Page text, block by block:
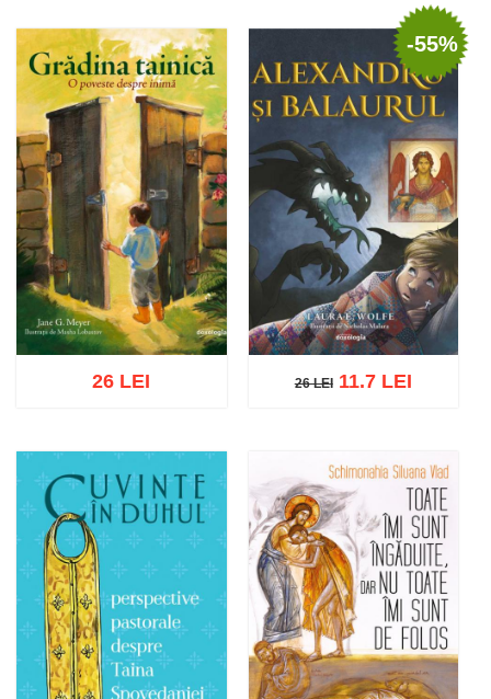
Adaugă în coș Wishlist Wishlist
Adaugă în coș Wishlist
26 LEI
-55%
26 LEI
Adaugă în coș Wishlist
26 LEI11.7 LEI